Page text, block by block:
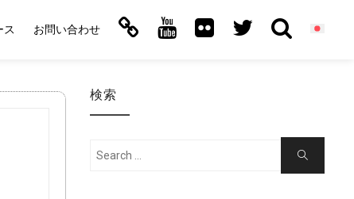
ス お問い合わせ
検索
Search
Search